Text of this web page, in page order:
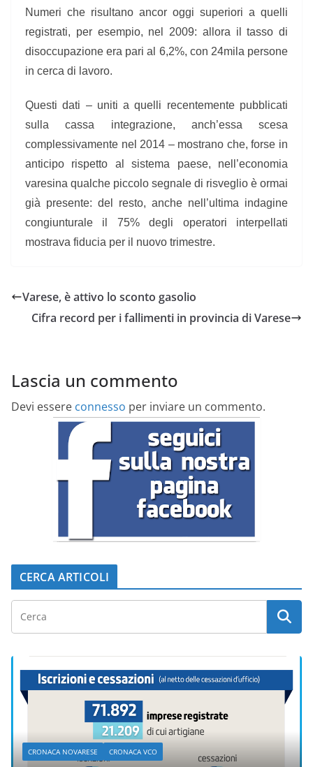
Numeri che risultano ancor oggi superiori a quelli
registrati, per esempio, nel 2009: allora il tasso di
disoccupazione era pari al 6,2%, con 24mila persone
in cerca di lavoro.
Questi dati – uniti a quelli recentemente pubblicati
sulla cassa integrazione, anch’essa scesa
complessivamente nel 2014 – mostrano che, forse in
anticipo rispetto al sistema paese, nell’economia
varesina qualche piccolo segnale di risveglio è ormai
già presente: del resto, anche nell’ultima indagine
congiunturale il 75% degli operatori interpellati
mostrava fiducia per il nuovo trimestre.
Varese, è attivo lo sconto gasolio
Cifra record per i fallimenti in provincia di Varese
Lascia un commento
Devi essere connesso per inviare un commento.
CERCA ARTICOLI
CRONACA NOVARESE CRONACA VCO